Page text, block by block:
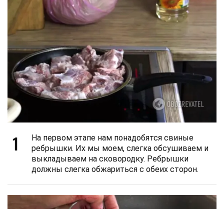
1
На первом этапе нам понадобятся свиные
ребрышки. Их мы моем, слегка обсушиваем и
выкладываем на сковородку. Ребрышки
должны слегка обжариться с обеих сторон.